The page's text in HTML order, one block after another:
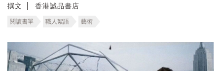
撰文 香港誠品書店
閱讀書單 職人絮語 藝術